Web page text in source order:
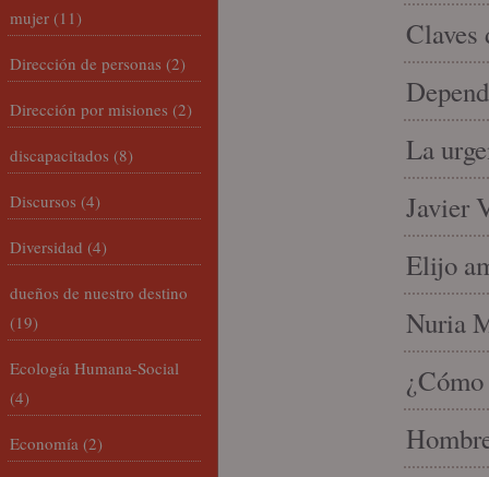
Claves
La
Javier
Elijo
Nuria
mujer (11)
Dirección de personas (2)
Dirección por misiones (2)
discapacitados (8)
Discursos (4)
Diversidad (4)
dueños de nuestro destino
(19)
Ecología Humana-Social
(4)
Economía (2)